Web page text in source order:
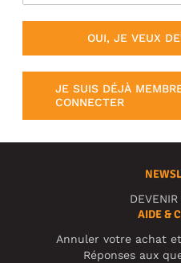
OUI, JE VEUX
JE SUIS DÉJÀ
CONNECTER
AIDE &
Annuler votre achat
Réponses aux